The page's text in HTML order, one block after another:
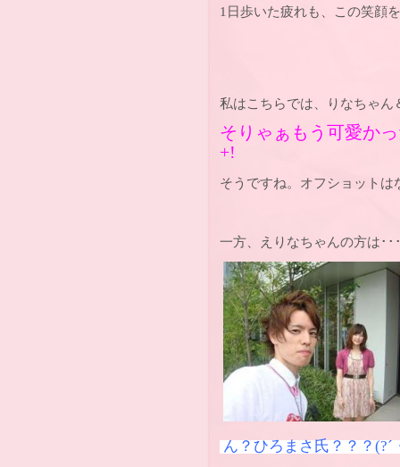
1日歩いた疲れも、この笑顔
私はこちらでは、りなちゃ
そりゃぁもう可愛
+!
そうですね。オフショットは
一方、えりなちゃんの方は･･
ん？ひろまさ氏？？？(?´